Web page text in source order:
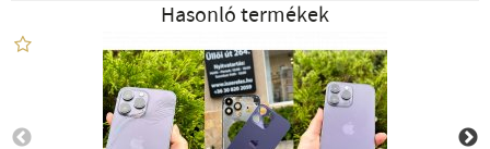
Hasonló termékek